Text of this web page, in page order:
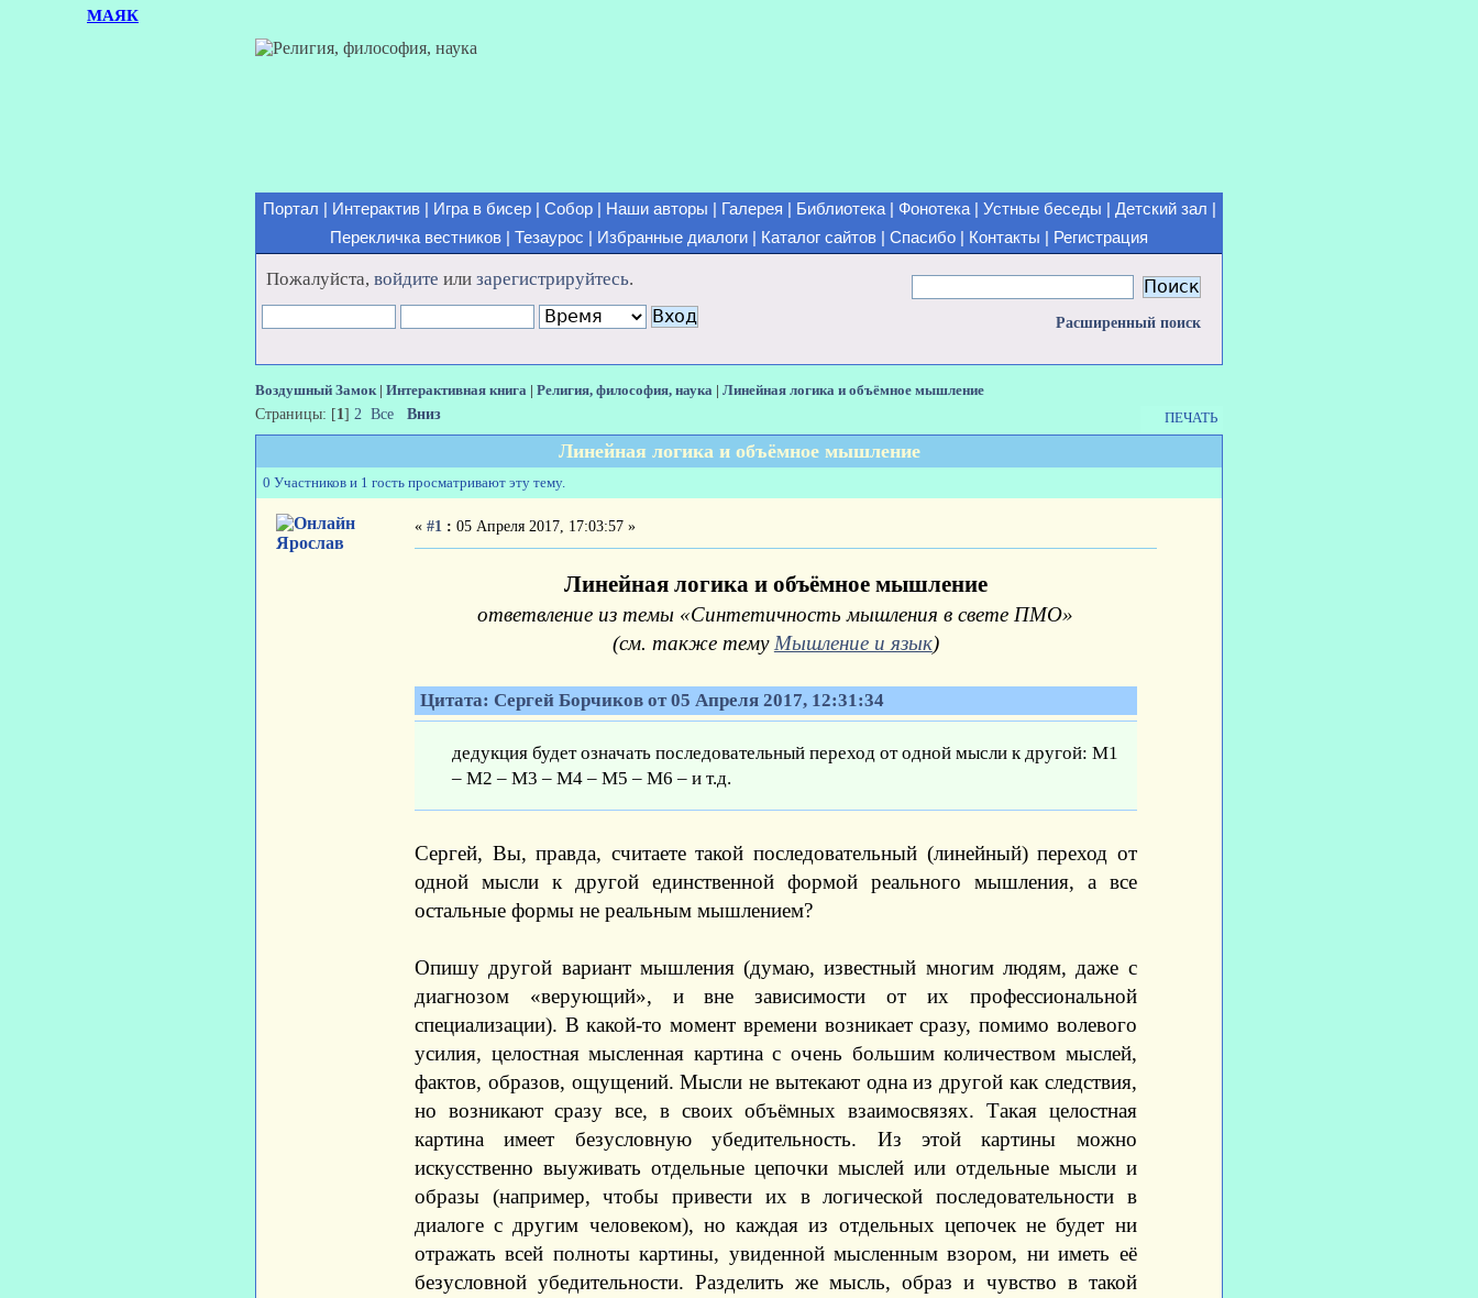
МАЯК
Портал Интерактив| Игра в бисер| Собор| Наши авторы Галерея Библиотека| Фонотека| Устные беседы Детский зал
Перекличка вестников
Тезаурос Избранные диалоги Каталог сайтов Спасибо Контакты Регистрация
Расширенный поиск
Пожалуйста, войдите или зарегистрируйтесь.
Воздушный Замок| Интерактивная книга Религия, философия, наука
Линейная логика и объёмное мышление
ПЕЧАТЬ
Страницы: [1] 2 Все Вниз
Линейная логика и объёмное мышление
0 Участников и 1 гость просматривают эту тему.
Ярослав
« #1 : 05 Апреля 2017, 17:03:57 »
Линейная логика и объёмное мышление
ответвление из темы «Синтетичность мышления в свете ПМО»
(см. также темуМышление и язык)
Цитата: Сергей Борчиков от 05 Апреля 2017, 12:31:34
дедукция будет означать последовательный переход от одной мысли к другой: М1
– М2 – М3 – М4 – М5 – М6 – и т.д.
Сергей, Вы, правда, считаете такой последовательный (линейный) переход от
одной мысли к другой единственной формой реального мышления, а все
остальные формы не реальным мышлением?
Опишу другой вариант мышления (думаю, известный многим людям, даже с
диагнозом «верующий», и вне зависимости от их профессиональной
специализации). В какой-то момент времени возникает сразу, помимо волевого
усилия, целостная мысленная картина с очень большим количеством мыслей,
фактов, образов, ощущений. Мысли не вытекают одна из другой как следствия,
но возникают сразу все, в своих объёмных взаимосвязях. Такая целостная
картина имеет безусловную убедительность. Из этой картины можно
искусственно выуживать отдельные цепочки мыслей или отдельные мысли и
образы (например, чтобы привести их в логической последовательности в
диалоге с другим человеком), но каждая из отдельных цепочек не будет ни
отражать всей полноты картины, увиденной мысленным взором, ни иметь её
безусловной убедительности. Разделить же мысль, образ и чувство в такой